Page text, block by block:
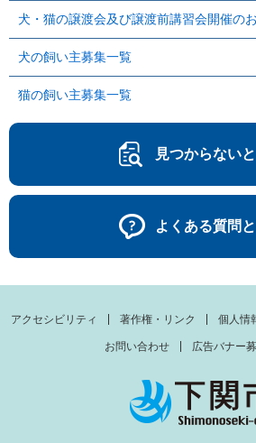
犬・猫の譲渡会及び譲渡前講習会開催の
犬の飼い主募集一覧
猫の飼い主募集一覧
見つからない
よくある質問
アクセシビリティ 著作権・リンク 個人情
お問い合わせ 広告バナー